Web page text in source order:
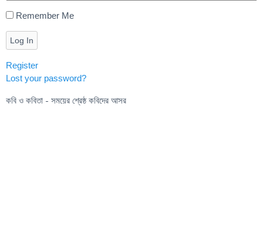
Remember Me
Log In
Register
Lost your password?
কবি ও কবিতা - সময়ের শ্রেষ্ঠ কবিদের আসর